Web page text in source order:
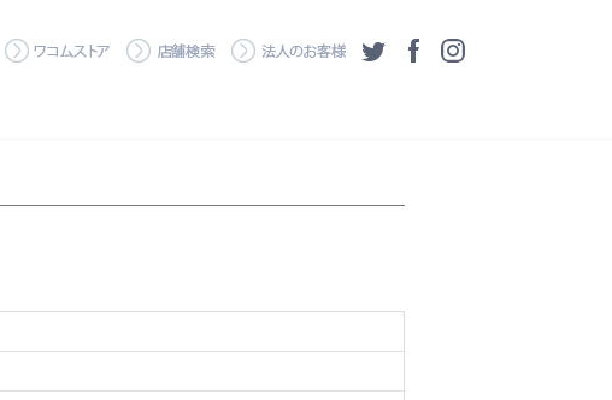
サポート・ダウンロード
ワコムストア 店舗検索 法人のお客様
ツイッターフェイスブック